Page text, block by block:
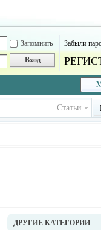
Запомнить Забыли
Вход
Статьи
ДРУГИЕ КАТЕГОРИИ